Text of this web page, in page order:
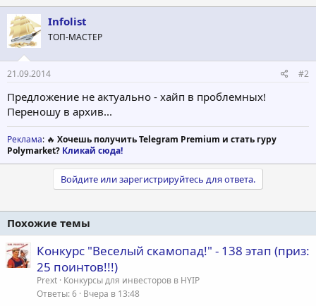
Infolist
ТОП-МАСТЕР
21.09.2014 #2
Предложение не актуально - хайп в проблемных!
Переношу в архив...
Реклама: 🔥 Хочешь получить Telegram Premium и стать гуру
Polymarket? Кликай сюда!
Войдите или зарегистрируйтесь для ответа.
Похожие темы
Конкурс "Веселый скамопад!" - 138 этап (приз:
25 поинтов!!!)
Prext Конкурсы для инвесторов в HYIP
Ответы 6 Вчера в 13:48